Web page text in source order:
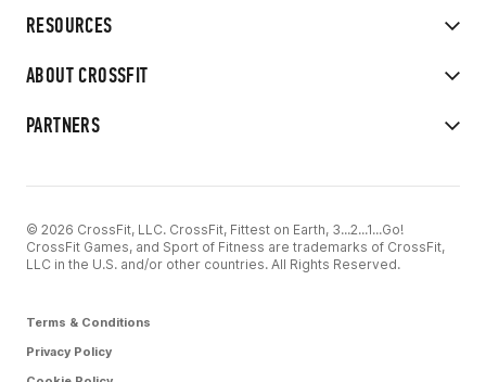
RESOURCES
ABOUT CROSSFIT
PARTNERS
© 2026 CrossFit, LLC. CrossFit, Fittest on Earth, 3...2...1...Go!
CrossFit Games, and Sport of Fitness are trademarks of CrossFit,
LLC in the U.S. and/or other countries. All Rights Reserved.
Terms & Conditions
Privacy Policy